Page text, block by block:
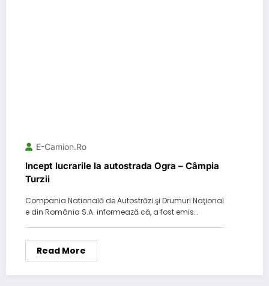
E-Camion.ro
Incept lucrarile la autostrada Ogra – Câmpia
Turzii
Compania Natională de Autostrăzi şi Drumuri Naţional
e din România S.A. informează că, a fost emis…
Read More